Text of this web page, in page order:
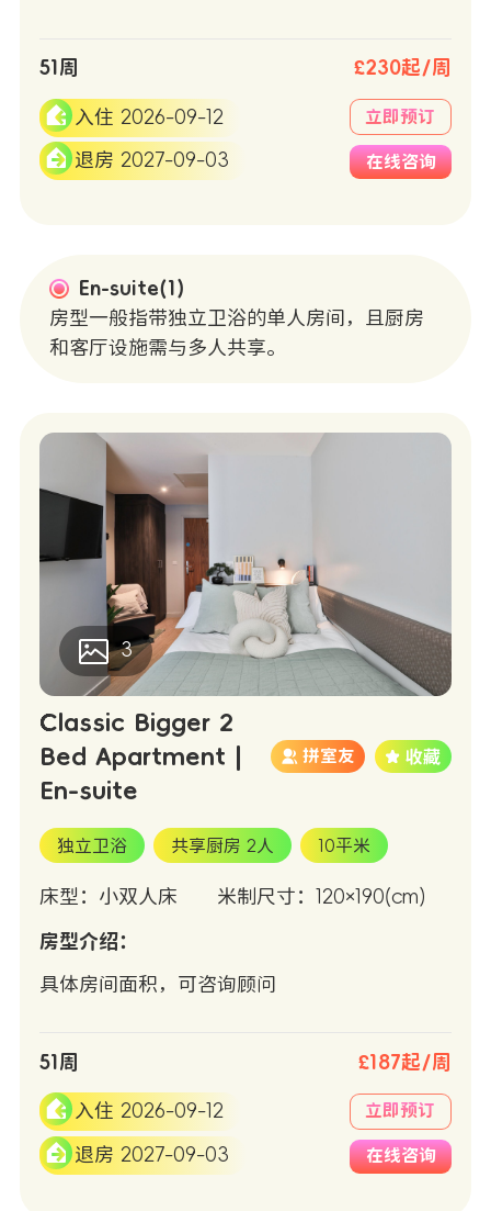
51周 £230起/周
入住 2026-09-12
退房 2027-09-03
立即预订
在线咨询
En-suite(1)
房型一般指带独立卫浴的单人房间，且厨房
和客厅设施需与多人共享。
3
Classic Bigger 2
Bed Apartment |
En-suite
拼室友
独立卫浴 共享厨房 2人 10平米
床型：小双人床 米制尺寸：120×190(cm)
房型介绍：
具体房间面积，可咨询顾问
51周 £187起/周
入住 2026-09-12
退房 2027-09-03
立即预订
在线咨询